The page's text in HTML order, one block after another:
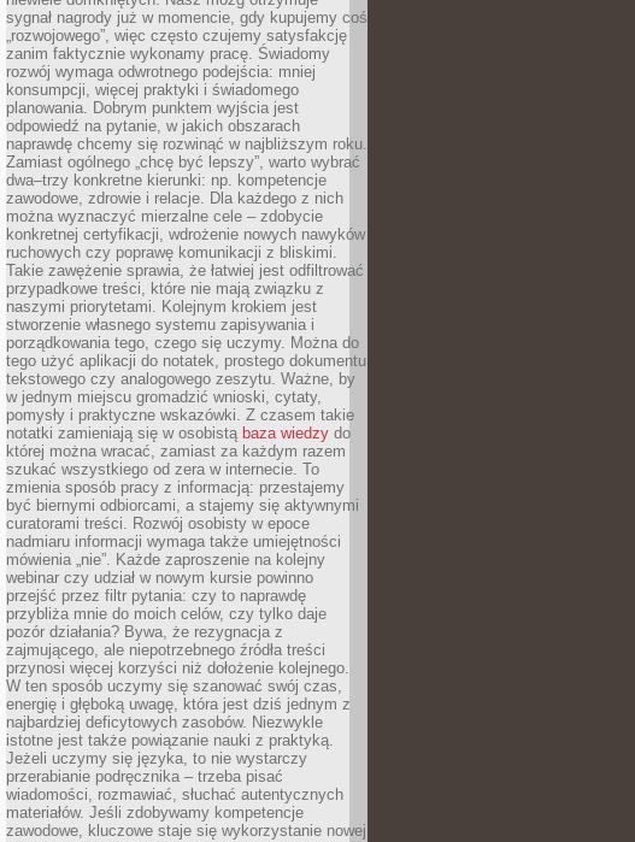
sygnał nagrody już w momencie, gdy kupujemy coś
„rozwojowego”, więc często czujemy satysfakcję
zanim faktycznie wykonamy pracę. Świadomy
rozwój wymaga odwrotnego podejścia: mniej
konsumpcji, więcej praktyki i świadomego
planowania. Dobrym punktem wyjścia jest
odpowiedź na pytanie, w jakich obszarach
naprawdę chcemy się rozwinąć w najbliższym roku.
Zamiast ogólnego „chcę być lepszy”, warto wybrać
dwa–trzy konkretne kierunki: np. kompetencje
zawodowe, zdrowie i relacje. Dla każdego z nich
można wyznaczyć mierzalne cele – zdobycie
konkretnej certyfikacji, wdrożenie nowych nawyków
ruchowych czy poprawę komunikacji z bliskimi.
Takie zawężenie sprawia, że łatwiej jest odfiltrować
przypadkowe treści, które nie mają związku z
naszymi priorytetami. Kolejnym krokiem jest
stworzenie własnego systemu zapisywania i
porządkowania tego, czego się uczymy. Można do
tego użyć aplikacji do notatek, prostego dokumentu
tekstowego czy analogowego zeszytu. Ważne, by
w jednym miejscu gromadzić wnioski, cytaty,
pomysły i praktyczne wskazówki. Z czasem takie
notatki zamieniają się w osobistą baza wiedzy do
której można wracać, zamiast za każdym razem
szukać wszystkiego od zera w internecie. To
zmienia sposób pracy z informacją: przestajemy
być biernymi odbiorcami, a stajemy się aktywnymi
curatorami treści. Rozwój osobisty w epoce
nadmiaru informacji wymaga także umiejętności
mówienia „nie”. Każde zaproszenie na kolejny
webinar czy udział w nowym kursie powinno
przejść przez filtr pytania: czy to naprawdę
przybliża mnie do moich celów, czy tylko daje
pozór działania? Bywa, że rezygnacja z
zajmującego, ale niepotrzebnego źródła treści
przynosi więcej korzyści niż dołożenie kolejnego.
W ten sposób uczymy się szanować swój czas,
energię i głęboką uwagę, która jest dziś jednym z
najbardziej deficytowych zasobów. Niezwykle
istotne jest także powiązanie nauki z praktyką.
Jeżeli uczymy się języka, to nie wystarczy
przerabianie podręcznika – trzeba pisać
wiadomości, rozmawiać, słuchać autentycznych
materiałów. Jeśli zdobywamy kompetencje
zawodowe, kluczowe staje się wykorzystanie nowej